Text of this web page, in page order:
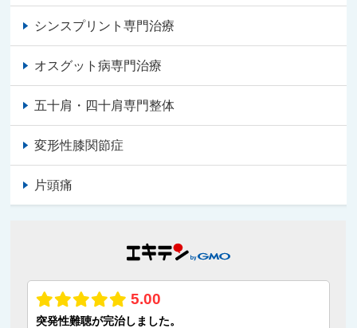
シンスプリント専門治療
オスグット病専門治療
五十肩・四十肩専門整体
変形性膝関節症
片頭痛